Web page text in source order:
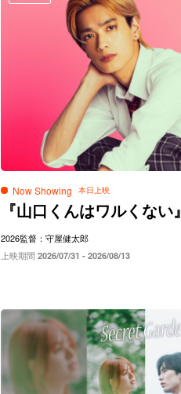
Now Showing
『山口くんはワルくない』
2026監督：守屋健太郎
上映期間 2026/07/31 - 2026/08/13